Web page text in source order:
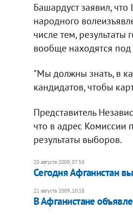
Башардуст заявил,
народного
числе тем,
вообще находятся
"Мы должны знать, в
кандидатов, чтобы
Представитель
что в адрес Комиссии
результаты выборов.
20 августа 2009, 07:56
Сегодня Афганистан
21 августа 2009, 10:18
В Афганистане